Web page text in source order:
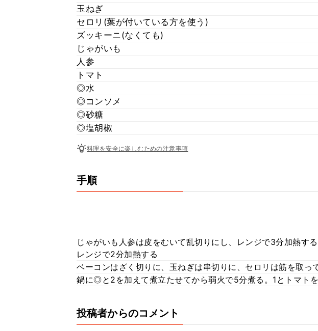
玉ねぎ
セロリ(葉が付いている方を使う)
ズッキーニ(なくても)
じゃがいも
人参
トマト
◎水
◎コンソメ
◎砂糖
◎塩胡椒
料理を安全に楽しむための注意事項
手順
じゃがいも人参は皮をむいて乱切りにし、レンジで3分加熱す
レンジで2分加熱する
ベーコンはざく切りに、玉ねぎは串切りに、セロリは筋を取っ
鍋に◎と2を加えて煮立たせてから弱火で5分煮る。1とトマトを
投稿者からのコメント